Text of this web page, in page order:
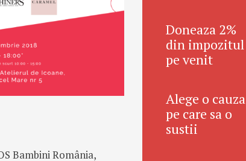
Bambini România,
Doneaza 2%
din impozitul
pe venit
Alege o cauza
pe care sa o
sustii